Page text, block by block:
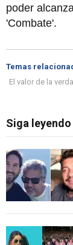
poder
'Combate'.
Temas
El valor de la
Siga leyendo